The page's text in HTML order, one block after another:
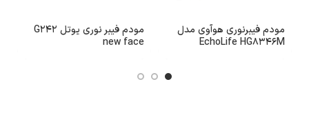
مودم فیبرنوری هوآوی مدل
EchoLife HG8346M
مودم فیبر نوری یوتل G242
new face